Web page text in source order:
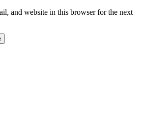
and website in this browser for the next